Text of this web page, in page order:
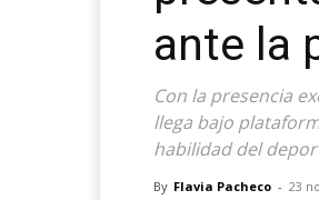
ante la
Con la presencia
llega bajo
habilidad del
By Flavia Pacheco - 23